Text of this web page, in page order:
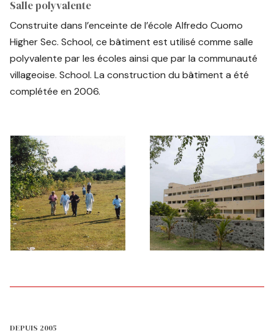
Salle polyvalente
Construite dans l’enceinte de l’école Alfredo Cuomo
Higher Sec. School, ce bâtiment est utilisé comme salle
polyvalente par les écoles ainsi que par la communauté
villageoise. School. La construction du bâtiment a été
complétée en 2006.
DEPUIS 2005